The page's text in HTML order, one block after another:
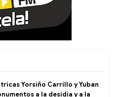
Yorsiño Carrillo y Yuban
a la desidia y a la